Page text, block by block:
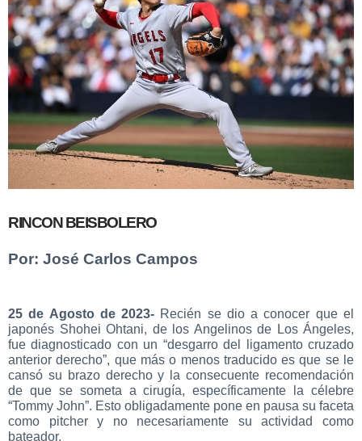
RINCON BEISBOLERO
Por: José Carlos Campos
25 de Agosto de 2023- Recién se dio a conocer que el
japonés Shohei Ohtani, de los Angelinos de Los Ángeles,
fue diagnosticado con un “desgarro del ligamento cruzado
anterior derecho”, que más o menos traducido es que se le
cansó su brazo derecho y la consecuente recomendación
de que se someta a cirugía, específicamente la célebre
“Tommy John”. Esto obligadamente pone en pausa su faceta
como pitcher y no necesariamente su actividad como
bateador.